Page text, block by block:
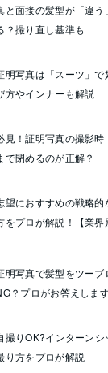
と面接の髪型が「違う
？撮り直し基準も
明写真は「スーツ」で
方やインナーも解説
見！証明写真の撮影時
で閉めるのが正解？
望におすすめの戦略的
をプロが解説！【業界
明写真で髪型をツーブ
？プロがお答えしま
撮りOK?インターンシ
り方をプロが解説